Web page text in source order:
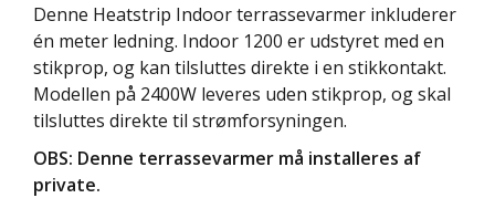
Denne Heatstrip Indoor terrassevarmer inkluderer
én meter ledning. Indoor 1200 er udstyret med en
stikprop, og kan tilsluttes direkte i en stikkontakt.
Modellen på 2400W leveres uden stikprop, og skal
tilsluttes direkte til strømforsyningen.
OBS: Denne terrassevarmer må installeres af
private.